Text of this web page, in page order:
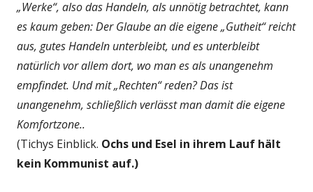
„Werke“, also das Handeln, als unnötig betrachtet, kann
es kaum geben: Der Glaube an die eigene „Gutheit“ reicht
aus, gutes Handeln unterbleibt, und es unterbleibt
natürlich vor allem dort, wo man es als unangenehm
empfindet. Und mit „Rechten“ reden? Das ist
unangenehm, schließlich verlässt man damit die eigene
Komfortzone..
(Tichys Einblick. Ochs und Esel in ihrem Lauf hält
kein Kommunist auf.)